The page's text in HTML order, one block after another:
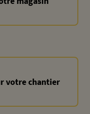
votre chantier